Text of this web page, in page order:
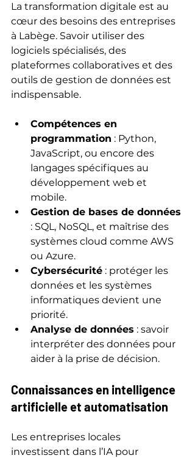
La transformation digitale est au
cœur des besoins des entreprises
à Labège. Savoir utiliser des
logiciels spécialisés, des
plateformes collaboratives et des
outils de gestion de données est
indispensable.
Compétences en
programmation : Python,
JavaScript, ou encore des
langages spécifiques au
développement web et
mobile.
Gestion de bases de données
: SQL, NoSQL, et maîtrise des
systèmes cloud comme AWS
ou Azure.
Cybersécurité : protéger les
données et les systèmes
informatiques devient une
priorité.
Analyse de données : savoir
interpréter des données pour
aider à la prise de décision.
Connaissances en intelligence
artificielle et automatisation
Les entreprises locales
investissent dans l’IA pour